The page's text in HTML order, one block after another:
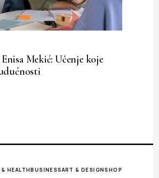
Mekić: Učenje koje
HEALTHBUSINESSART & DESIGNSHOP